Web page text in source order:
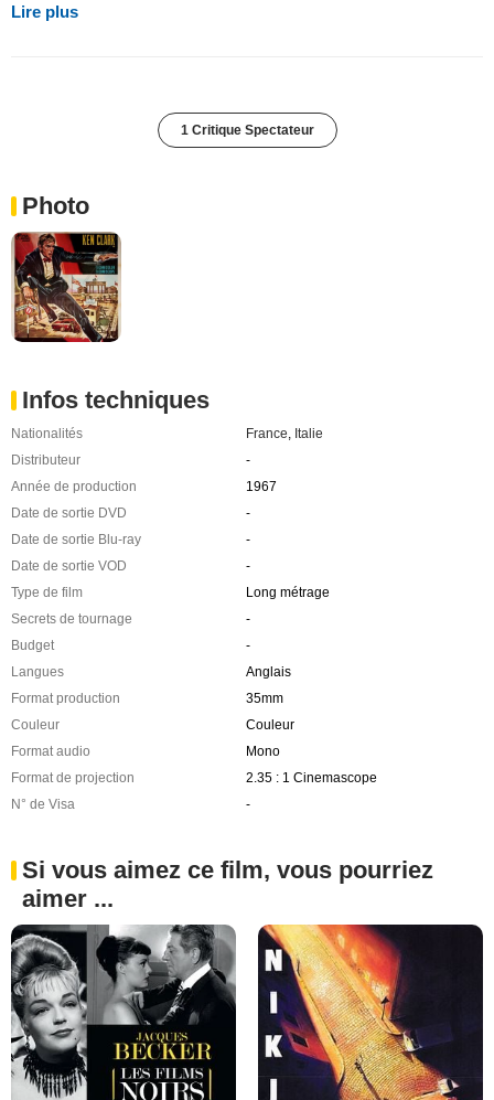
Lire plus
1 Critique Spectateur
Photo
Infos techniques
Nationalités France, Italie
Distributeur
-
Année de production
1967
Date de sortie DVD
-
Date de sortie Blu-ray
-
Date de sortie VOD
-
Type de film
Long métrage
Secrets de tournage
-
Budget
-
Langues
Anglais
Format production
35mm
Couleur
Couleur
Format audio
Mono
Format de projection
2.35 : 1 Cinemascope
N° de Visa
-
Si vous aimez ce film, vous pourriez
aimer ...